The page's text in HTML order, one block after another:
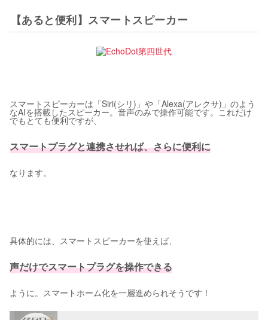
【あると便利】スマートスピーカー
スマートスピーカーは「Siri(シリ)」や「Alexa(アレクサ)」のよう
なAIを搭載したスピーカー。音声のみで操作可能です。これだけ
でもとても便利ですが、
スマートプラグと連携させれば、さらに便利に
なります。
具体的には、スマートスピーカーを使えば、
声だけでスマートプラグを操作できる
ように。スマートホーム化を一層進められそうです！